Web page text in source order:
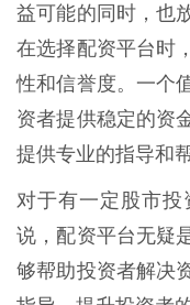
益可能的同时，也
在选择配资平台时
性和信誉度。一个
资者提供稳定的资
提供专业的指导和帮
对于有一定股市
说，配资平台无疑
够帮助投资者解决